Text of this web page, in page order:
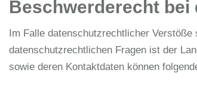
Beschwerderecht
Im Falle datenschutzrechtlicher
datenschutzrechtlichen Fragen ist der
sowie deren Kontaktdaten können